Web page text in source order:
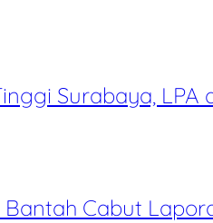
Surabaya,
Cabut